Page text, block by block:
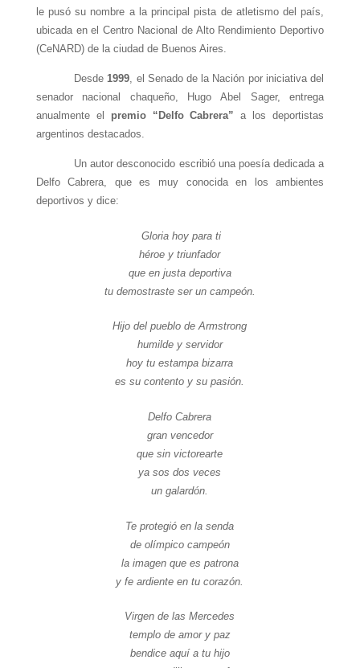
le pusó su nombre a la principal pista de atletismo del país,
ubicada en el Centro Nacional de Alto Rendimiento Deportivo
(CeNARD) de la ciudad de Buenos Aires.
Desde 1999 , el Senado de la Nación por iniciativa del
senador nacional chaqueño, Hugo Abel Sager, entrega
anualmente el premio “Delfo Cabrera” a los deportistas
argentinos destacados.
Un autor desconocido escribió una poesía dedicada a
Delfo Cabrera, que es muy conocida en los ambientes
deportivos y dice:
Gloria hoy para ti
héroe y triunfador
que en justa deportiva
tu demostraste ser un campeón.
Hijo del pueblo de Armstrong
humilde y servidor
hoy tu estampa bizarra
es su contento y su pasión.
Delfo Cabrera
gran vencedor
que sin victorearte
ya sos dos veces
un galardón.
Te protegió en la senda
de olímpico campeón
la imagen que es patrona
y fe ardiente en tu corazón.
Virgen de las Mercedes
templo de amor y paz
bendice aquí a tu hijo